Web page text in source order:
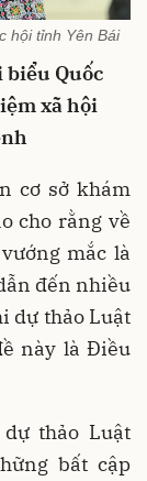
hội tỉnh Yên Bái
biểu Quốc
xã hội
cơ sở khám
cho rằng về
mắc là
đến nhiều
dự thảo Luật
này là Điều
thảo Luật
bất cập